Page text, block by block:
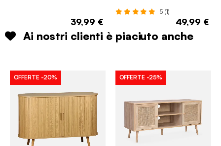
39,99 €
5 (1)
49,99 €
Ai nostri clienti è piaciuto anche
OFFERTE -20% OFFERTE -25%